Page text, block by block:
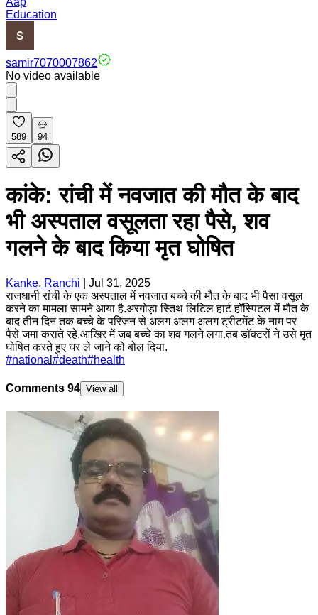
Education
samir7070007862
No video available
589 94
कांके: रांची में नवजात की मौत के बाद
भी अस्पताल वसूलता रहा पैसे, शव
गलने के बाद किया मृत घोषित
Kanke, Ranchi
Jul 31, 2025
राजधानी रांची के एक अस्पताल में नवजात बच्चे की मौत के बाद भी पैसा वसूल
करने का मामला सामने आया है.अरगोड़ा स्तिथ लिटिल हार्ट हॉस्पिटल में मौत के
बाद तीन दिन तक बच्चे के परिजन से अलग अलग अलग ट्रीटमेंट के नाम पर
पैसे जमा कराते रहे.आखिर में जब बच्चे का शव गलने लगा.तब डॉक्टरों ने उसे मृत
घोषित करते हुए घर ले जाने को बोल दिया.
#national #death#health
Comments 94 View all